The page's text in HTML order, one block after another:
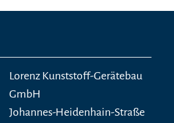
Lorenz Kunststoff-Gerätebau
GmbH
Johannes-Heidenhain-Straße